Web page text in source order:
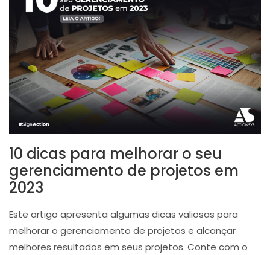
10 dicas para melhorar o seu
gerenciamento de projetos em
2023
Este artigo apresenta algumas dicas valiosas para
melhorar o gerenciamento de projetos e alcançar
melhores resultados em seus projetos. Conte com o